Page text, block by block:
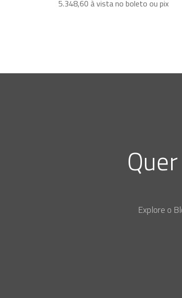
5.348,60 à vista no boleto ou pix
Explore o